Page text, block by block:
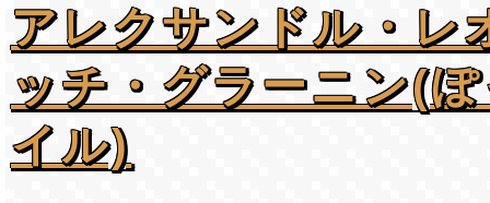
アレクサンドル・レ
ッチ・グラーニン(
イル)